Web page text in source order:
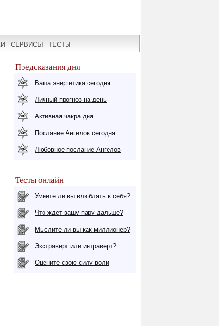
СЕРВИСЫ ТЕСТЫ
Предсказания дня
Ваша энергетика сегодня
Личный прогноз на день
Активная чакра дня
Послание Ангелов сегодня
Любовное послание Ангелов
Тесты онлайн
Умеете ли вы влюблять в себя?
Что ждет вашу пару дальше?
Мыслите ли вы как миллионер?
Экстраверт или интраверт?
Оцените свою силу воли